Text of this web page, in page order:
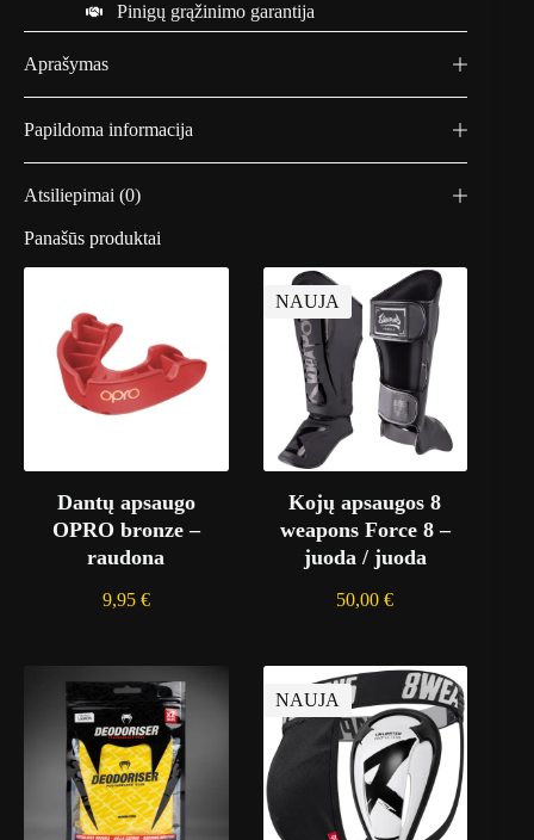
l
T
H
l
d
l
Pinigų grąžinimo garantija
Aprašymas
Papildoma informacija
Atsiliepimai (0)
Panašūs produktai
Dantų apsaugo
OPRO bronze –
raudona
9,95 €
NAUJA
Kojų apsaugos 8
weapons Force 8 –
juoda / juoda
50,00€
NAUJA